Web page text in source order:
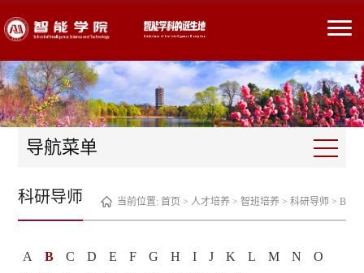
导航菜单
当前位置: 首页 > 人才培养 > 智班培养 > 科研导师> B
科研导师
A B C D E F G H I J K L M N
O